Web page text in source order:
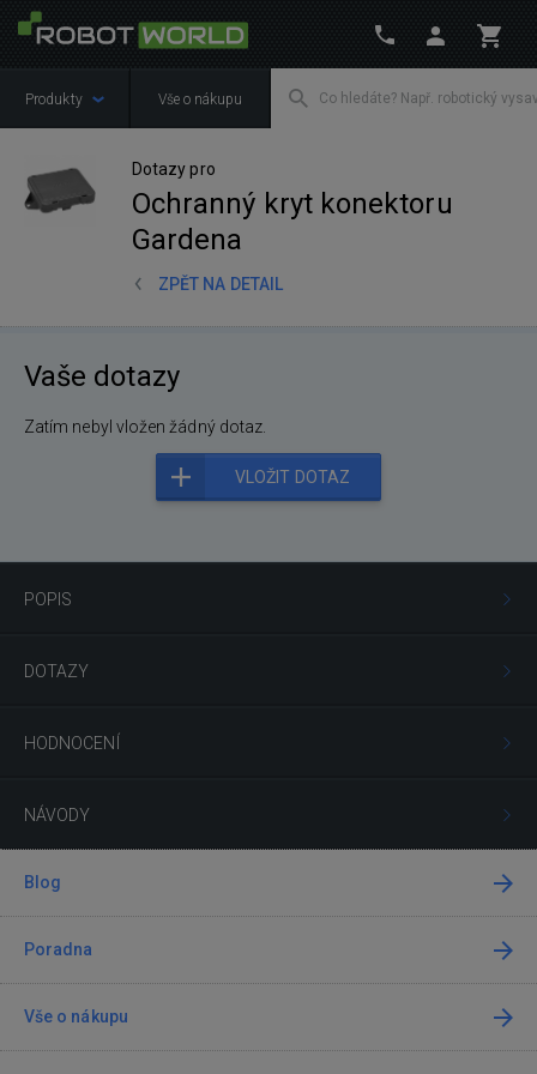
Produkty Vše o nákupu
Dotazy pro
Ochranný kryt konektoru
Gardena
ZPĚT NA DETAIL
POPIS
DOTAZY
HODNOCENÍ
NÁVODY
Vaše dotazy
Zatím nebyl vložen žádný dotaz.
VLOŽIT DOTAZ
Blog
Poradna
Vše o nákupu